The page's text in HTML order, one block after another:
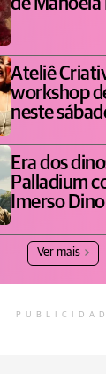
de Manoela
Ateliê
workshop
neste
Era dos
Palladium
Imerso
Ver mais